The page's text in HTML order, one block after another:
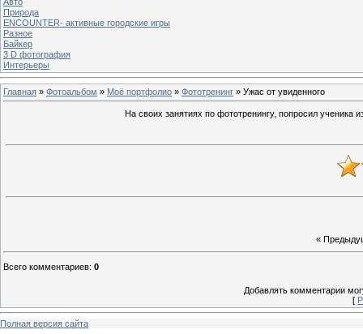
Природа
ENCOUNTER- активные городские игры
Разное
Байкер
3 D фотография
Интерьеры
Главная » Фотоальбом » Моё портфолио » Фототренинг » Ужас от увиденного
На своих занятиях по фототренингу, попросил ученика
«
Всего комментариев: 0
Добавлять комментарии
[
Полная версия сайта